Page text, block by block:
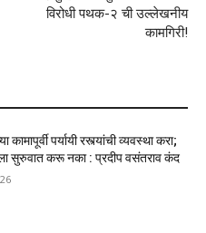
विरोधी पथक-२ ची उल्लेखनीय
कामगिरी!
कामापूर्वी पर्यायी रस्त्यांची व्यवस्था करा;
सुरुवात करू नका : प्रदीप वसंतराव कंद